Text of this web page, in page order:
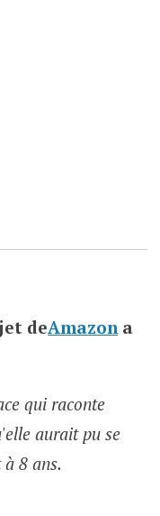
deAmazon a
qui raconte
aurait pu se
8 ans.